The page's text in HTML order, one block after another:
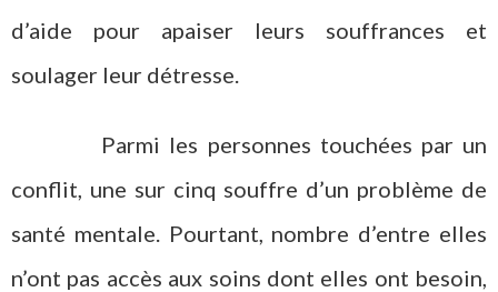
d’aide pour apaiser leurs souffrances et
soulager leur détresse.
Parmi les personnes touchées par un
conflit, une sur cinq souffre d’un problème de
santé mentale. Pourtant, nombre d’entre elles
n’ont pas accès aux soins dont elles ont besoin,